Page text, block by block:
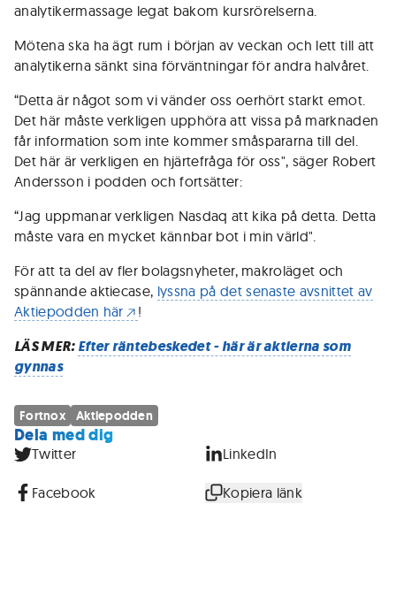
analytikermassage legat bakom kursrörelserna.
Mötena ska ha ägt rum i början av veckan och lett till att
analytikerna sänkt sina förväntningar för andra halvåret.
“Detta är något som vi vänder oss oerhört starkt emot.
Det här måste verkligen upphöra att vissa på marknaden
får information som inte kommer småspararna till del.
Det här är verkligen en hjärtefråga för oss", säger Robert
Andersson i podden och fortsätter:
“Jag uppmanar verkligen Nasdaq att kika på detta. Detta
måste vara en mycket kännbar bot i min värld".
För att ta del av fler bolagsnyheter, makroläget och
spännande aktiecase, lyssna på det senaste avsnittet av
Aktiepodden här
!
LÄS MER:Efter räntebeskedet - här är aktierna som
gynnas
Fortnox Aktiepodden
Dela med dig
Twitter LinkedIn
Facebook Kopiera länk